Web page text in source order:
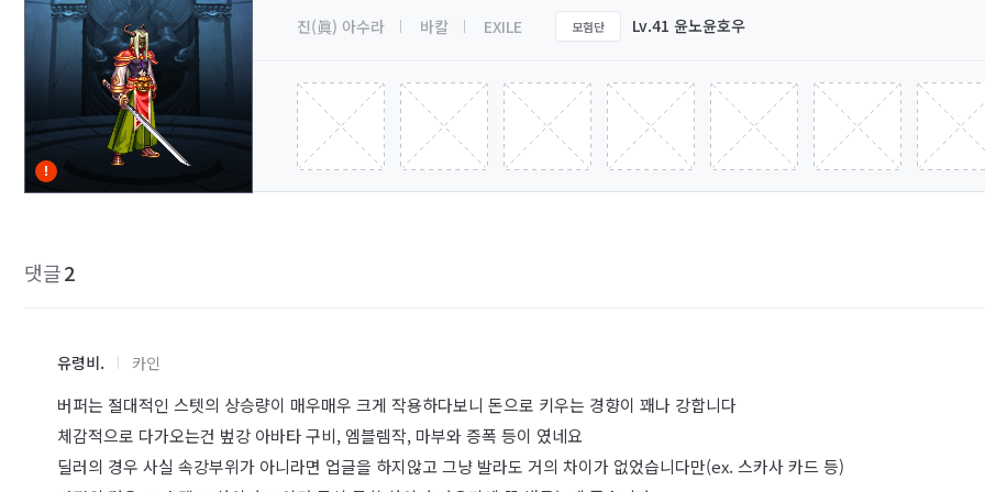
진(眞) 아수라 바칼 EXILE 모험단 Lv.41 윤노윤호우
댓글2
유령비. 카인
버퍼는 절대적인 스텟의 상승량이 매우매우 크게 작용하다보니 돈으로 키우는 경향이 꽤나 강합니다
체감적으로 다가오는건 벞강 아바타 구비, 엠블렘작, 마부와 증폭 등이 였네요
딜러의 경우 사실 속강부위가 아니라면 업글을 하지않고 그냥 발라도 거의 차이가 없었습니다만(ex. 스카사 카드 등)